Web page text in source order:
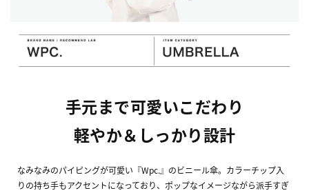
手元まで可愛いこだわり
軽やか＆しっかり設計
なみなみのパイピングが可愛い『Wpc.』のビニール傘。カラーチップ入
りの持ち手もアクセントになっており、ポップなイメージながら派手すぎ